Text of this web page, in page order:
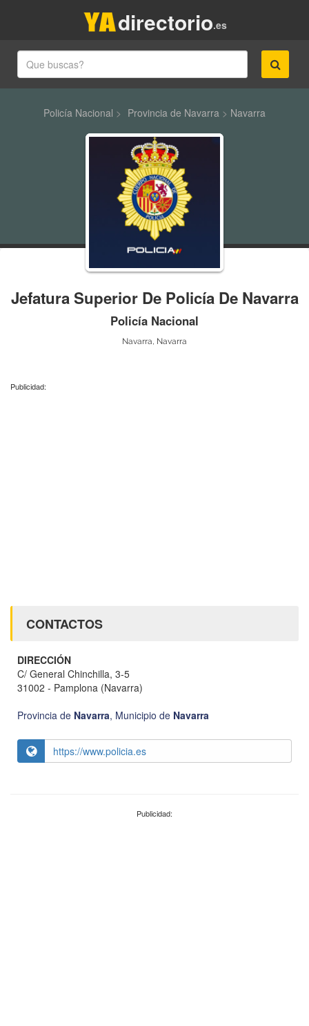
.es
directorio
Policía Nacional > Provincia de Navarra > Navarra
Jefatura Superior De Policía De Navarra
Policía Nacional
Navarra, Navarra
Publicidad:
CONTACTOS
DIRECCIÓN
C/ General Chinchilla, 3-5
31002 - Pamplona (Navarra)
Provincia de Navarra, Municipio de Navarra
https://www.policia.es
Publicidad: